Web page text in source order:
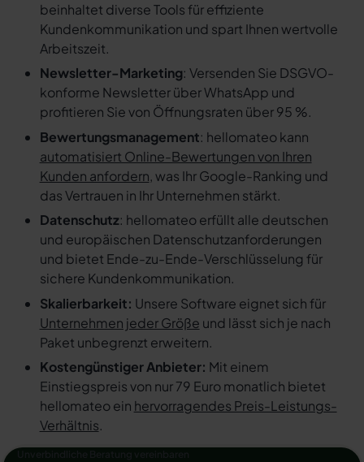
beinhaltet diverse Tools für effiziente
Kundenkommunikation und spart Ihnen wertvolle
Arbeitszeit.
Newsletter-Marketing: Versenden Sie DSGVO-
konforme Newsletter über WhatsApp und
profitieren Sie von Öffnungsraten über 95 %.
Bewertungsmanagement: hellomateo kann
automatisiert Online-Bewertungen von Ihren
Kunden anfordern, was Ihr Google-Ranking und
das Vertrauen in Ihr Unternehmen stärkt.
Datenschutz: hellomateo erfüllt alle deutschen
und europäischen Datenschutzanforderungen
und bietet Ende-zu-Ende-Verschlüsselung für
sichere Kundenkommunikation.
Skalierbarkeit: Unsere Software eignet sich für
Unternehmen jeder Größe und lässt sich je nach
Paket unbegrenzt erweitern.
Kostengünstiger Anbieter: Mit einem
Einstiegspreis von nur 79 Euro monatlich bietet
hellomateo ein hervorragendes Preis-Leistungs-
Verhältnis.